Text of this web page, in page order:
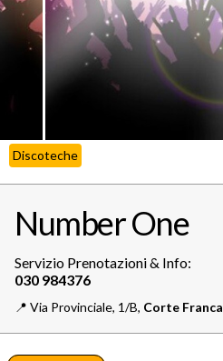
Discoteche
Number One
Servizio Prenotazioni & Info:
📍️ Via Provinciale, 1/B, Corte Franca